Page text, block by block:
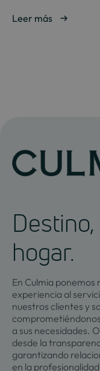
Leer más
Destino,
hogar.
En Culmia ponemos
experiencia al
nuestros clientes y
a sus necesidades.
desde la
garantizando
en la